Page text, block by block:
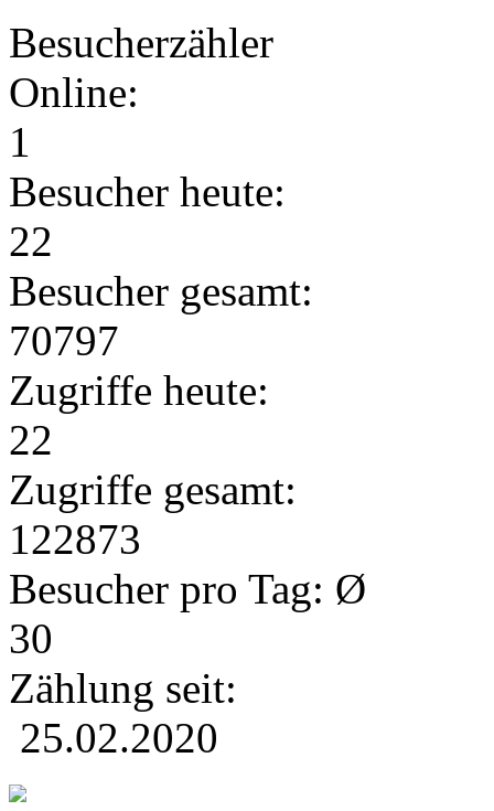
Besucherzähler
Online:
1
Besucher heute:
22
Besucher gesamt:
70797
Zugriffe heute:
22
Zugriffe gesamt:
122873
Besucher pro Tag: Ø
30
Zählung seit:
25.02.2020